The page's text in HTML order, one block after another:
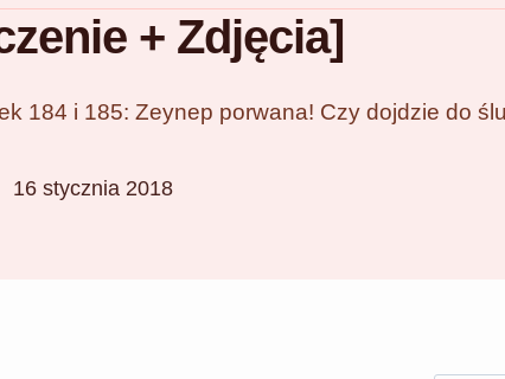
+ Zdjęcia]
184 i 185: Zeynep porwana! Czy dojdzie do
16 stycznia 2018